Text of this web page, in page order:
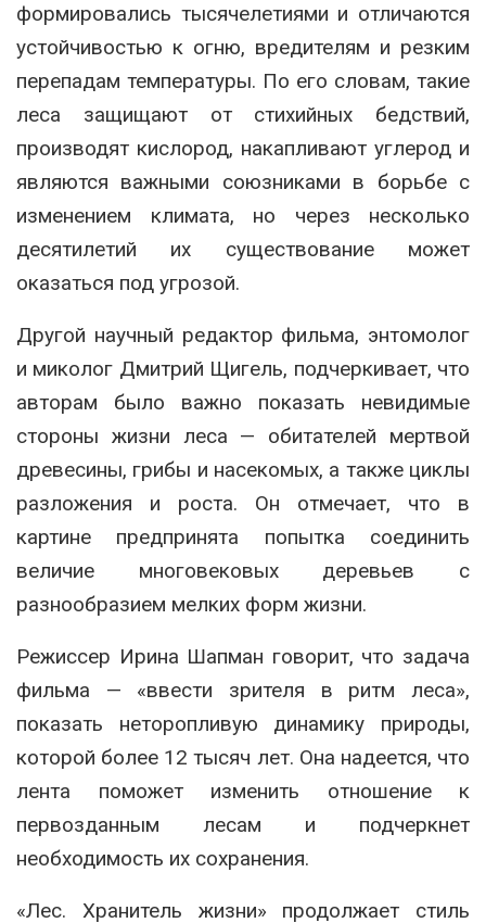
формировались тысячелетиями и отличаются
устойчивостью к огню, вредителям и резким
перепадам температуры. По его словам, такие
леса защищают от стихийных бедствий,
производят кислород, накапливают углерод и
являются важными союзниками в борьбе с
изменением климата, но через несколько
десятилетий их существование может
оказаться под угрозой.
Другой научный редактор фильма, энтомолог
и миколог Дмитрий Щигель, подчеркивает, что
авторам было важно показать невидимые
стороны жизни леса — обитателей мертвой
древесины, грибы и насекомых, а также циклы
разложения и роста. Он отмечает, что в
картине предпринята попытка соединить
величие многовековых деревьев с
разнообразием мелких форм жизни.
Режиссер Ирина Шапман говорит, что задача
фильма — «ввести зрителя в ритм леса»,
показать неторопливую динамику природы,
которой более 12 тысяч лет. Она надеется, что
лента поможет изменить отношение к
первозданным лесам и подчеркнет
необходимость их сохранения.
«Лес. Хранитель жизни» продолжает стиль